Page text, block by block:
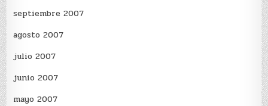
septiembre 2007
agosto 2007
julio 2007
junio 2007
mayo 2007